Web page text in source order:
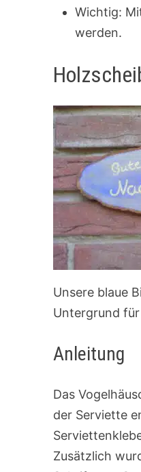
Wichtig:
werden.
Unsere blaue
Untergrund
Anleitung
Das
der Serviette
Zusätzlich